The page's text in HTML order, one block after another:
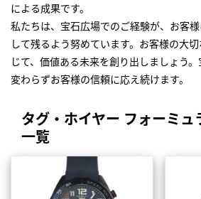
による成果です。
私たちは、宝石広場でのご経験が、お客
して残るよう努めています。お客様の大
じて、価値ある未来を創り出しましょう
変わらずお客様の信頼に応え続けます。
タグ・ホイヤー フォーミュ
一覧